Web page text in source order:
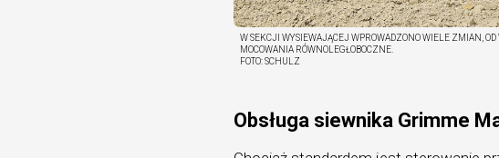
W SEKCJI WYSIEWAJĄCEJ WPROWADZONO WIELE ZMIAN,
MOCOWANIA RÓWNOLEGŁOBOCZNE.
FOTO:SCHULZ
Obsługa siewnika Grimme